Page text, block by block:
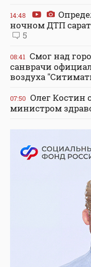
14:48
ночном ДТП
5
08:41 Смог над
санврачи
воздуха
07:50 Олег Костин
министром